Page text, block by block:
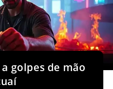
golpes de mão